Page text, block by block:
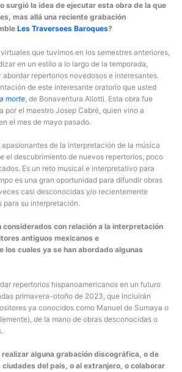
surgió la idea de ejecutar esta obra de la que
mas allá una reciente grabación
Les Traversees Baroques?
que tuvimos en los semestres anteriores,
en un estilo a lo largo de la temporada,
abordar repertorios novedosos e interesantes.
de este interesante oratorio que usted
morte , de Bonaventura Aliotti. Esta obra fue
por el maestro Josep Cabré, quien vino a
el mes de mayo pasado.
de la interpretación de la música
el descubrimiento de nuevos repertorios, poco
Es un reto musical e interpretativo para
es una gran oportunidad para difundir obras
casi desconocidas y/o recientemente
para su interpretación.
considerados con relación a la interpretación
antiguos mexicanos e
los cuales ya se han abordado algunas
repertorios hispanoamericanos en un futuro
primavera-otoño de 2023, que incluirán
ya conocidos como Manuel de Sumaya o
de la mano de obras desconocidas o
alguna grabación discográfica, o de
ciudades del país, o al extranjero, o colaborar